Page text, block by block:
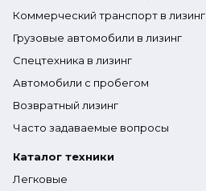
Коммерческий транспорт в лизинг
Грузовые автомобили в лизинг
Спецтехника в лизинг
Автомобили с пробегом
Возвратный лизинг
Часто задаваемые вопросы
Каталог техники
Легковые